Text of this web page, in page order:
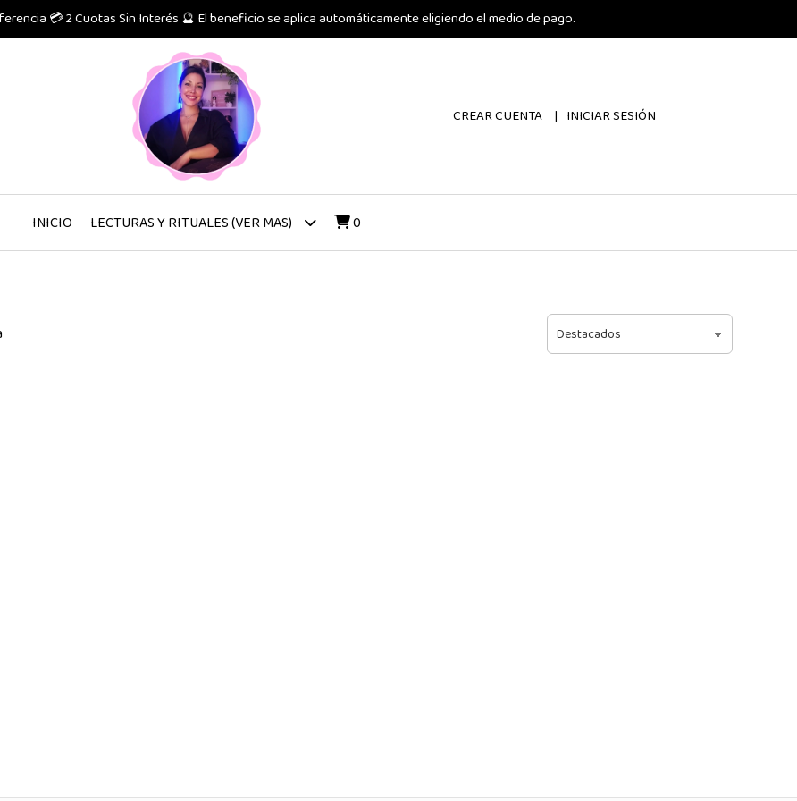
💳 2 Cuotas Sin Interés 🔮 El beneficio se aplica automáticamente eligiendo el medio de pago.
CREAR CUENTA INICIAR SESIÓN
INICIO LECTURAS Y RITUALES (VER MAS) 0